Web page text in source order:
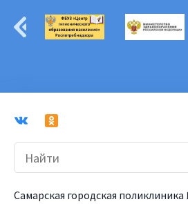
Самарская городская поликлиника